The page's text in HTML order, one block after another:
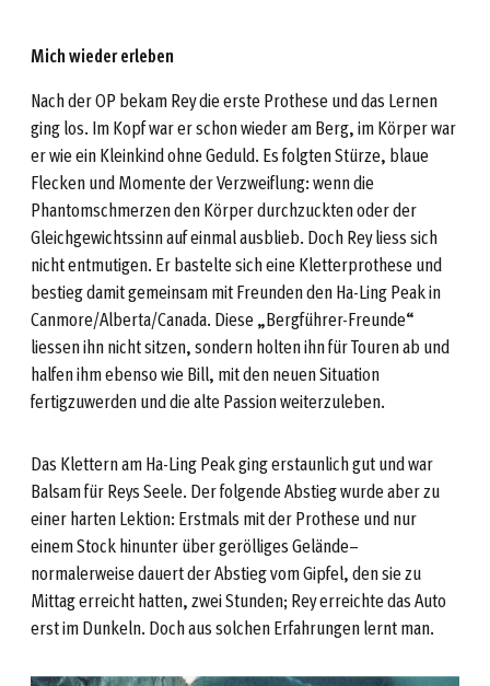
Mich wieder erleben
Nach der OP bekam Rey die erste Prothese und das Lernen
ging los. Im Kopf war er schon wieder am Berg, im Körper war
er wie ein Kleinkind ohne Geduld. Es folgten Stürze, blaue
Flecken und Momente der Verzweiflung: wenn die
Phantomschmerzen den Körper durchzuckten oder der
Gleichgewichtssinn auf einmal ausblieb. Doch Rey liess sich
nicht entmutigen. Er bastelte sich eine Kletterprothese und
bestieg damit gemeinsam mit Freunden den Ha-Ling Peak in
Canmore/Alberta/Canada. Diese „Bergführer-Freunde“
liessen ihn nicht sitzen, sondern holten ihn für Touren ab und
halfen ihm ebenso wie Bill, mit den neuen Situation
fertigzuwerden und die alte Passion weiterzuleben.
Das Klettern am Ha-Ling Peak ging erstaunlich gut und war
Balsam für Reys Seele. Der folgende Abstieg wurde aber zu
einer harten Lektion: Erstmals mit der Prothese und nur
einem Stock hinunter über gerölliges Gelände–
normalerweise dauert der Abstieg vom Gipfel, den sie zu
Mittag erreicht hatten, zwei Stunden; Rey erreichte das Auto
erst im Dunkeln. Doch aus solchen Erfahrungen lernt man.